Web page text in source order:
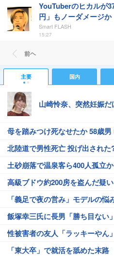
YouTuberのヒカルが
円」もノーダメージか
Smart FLASH
15:27
前ヘ
主要 国内
山崎怜奈、突然妊娠
母を踏みつけ死なせたか 58歳男
北陸道で男性死亡 投げ出された
土砂崩落で温泉客ら400人孤立か
高級ブドウ約200房を盗んだ疑い
「義足で夜の営み」モデルの悩
飯塚幸三氏に長男「勝ち目ない」
性被害者の友人「ラッキーやん」
「東大卒」で就活を舐めた末路